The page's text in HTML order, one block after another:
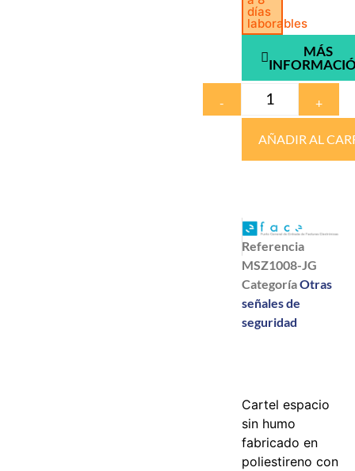
días
laborables
MÁS
- +
AÑADIR AL
Referencia
MSZ1008-JG
CategoríaOtras
señales de
seguridad
Cartel espacio
sin humo
fabricado en
poliestireno con